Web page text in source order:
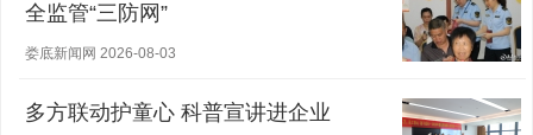
全监管“三防网”
娄底新闻网 2026-08-03
多方联动护童心 科普宣讲进企业